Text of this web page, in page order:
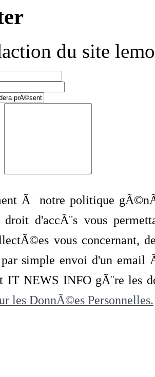
du site
Ã notre politique
droit d'accÃ¨s vous
vous concernant,
par simple envoi d'un
IT NEWS INFO gÃ¨re les
les DonnÃ©es Personnelles.